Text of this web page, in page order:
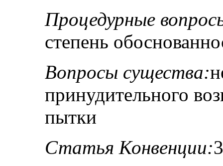
Процедурные
степень
Вопросы существа:
принудительного
пытки
Статья Конвенции:3